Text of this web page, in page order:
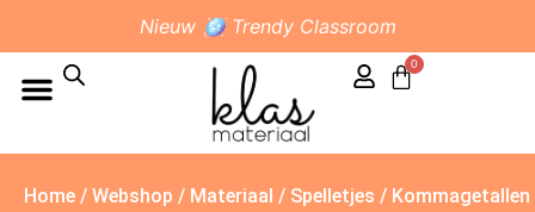
Nieuw 🪩 Trendy Classroom
0
Home / Webshop / Materiaal / Spelletjes / Kommagetallen